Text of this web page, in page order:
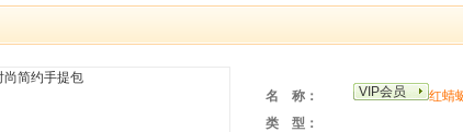
名 称： 红蜻
VIP会员
类 型：